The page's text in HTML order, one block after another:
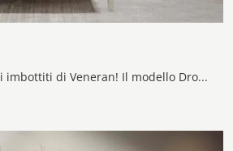
Clicca e scopri i Letti imbottiti di Veneran! Il modello Drop in tessuto ti attende nelle versioni matrimoniali.